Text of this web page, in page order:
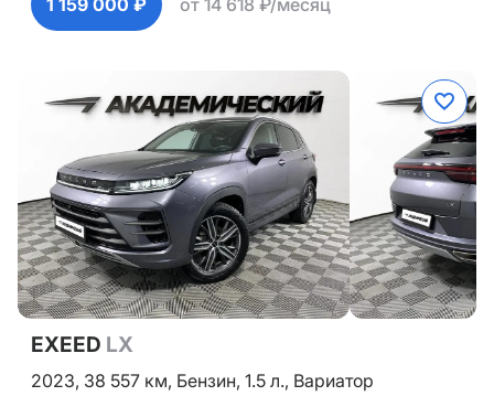
1 159 000 ₽ от 14 618 ₽/месяц
EXEED LX
2023, 38 557 км, Бензин, 1.5 л., Вариатор